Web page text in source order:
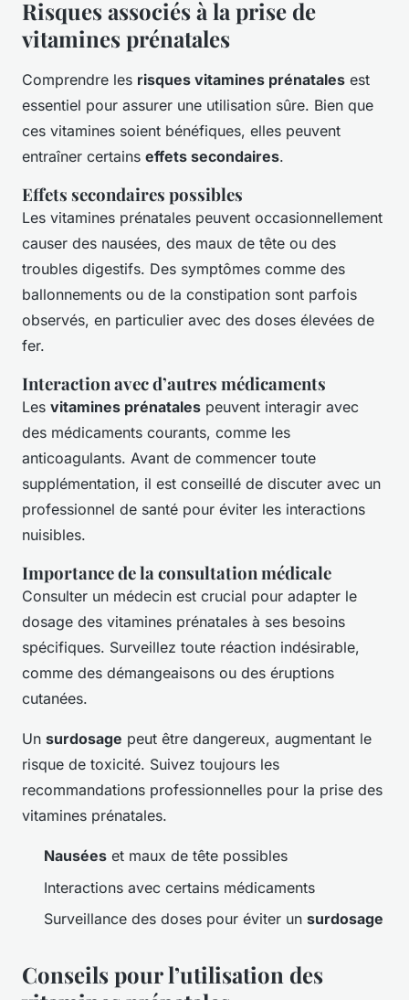
Risques associés à la prise de
vitamines prénatales
Comprendre les risques vitamines prénatales est
essentiel pour assurer une utilisation sûre. Bien que
ces vitamines soient bénéfiques, elles peuvent
entraîner certains effets secondaires.
Effets secondaires possibles
Les vitamines prénatales peuvent occasionnellement
causer des nausées, des maux de tête ou des
troubles digestifs. Des symptômes comme des
ballonnements ou de la constipation sont parfois
observés, en particulier avec des doses élevées de
fer.
Interaction avec d’autres médicaments
Les vitamines prénatales peuvent interagir avec
des médicaments courants, comme les
anticoagulants. Avant de commencer toute
supplémentation, il est conseillé de discuter avec un
professionnel de santé pour éviter les interactions
nuisibles.
Importance de la consultation médicale
Consulter un médecin est crucial pour adapter le
dosage des vitamines prénatales à ses besoins
spécifiques. Surveillez toute réaction indésirable,
comme des démangeaisons ou des éruptions
cutanées.
Un surdosage peut être dangereux, augmentant le
risque de toxicité. Suivez toujours les
recommandations professionnelles pour la prise des
vitamines prénatales.
Nausées et maux de tête possibles
Interactions avec certains médicaments
Surveillance des doses pour éviter un surdosage
Conseils pour l’utilisation des